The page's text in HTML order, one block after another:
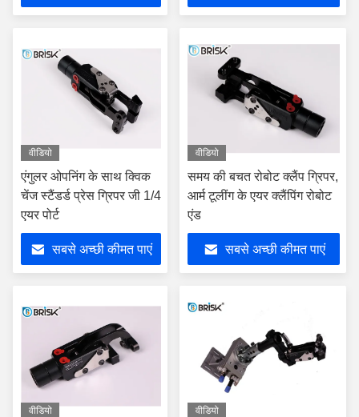
वीडियो
एंगुलर ओपनिंग के साथ क्विक
चेंज स्टैंडर्ड प्रेस ग्रिपर जी 1/4
एयर पोर्ट
सबसे अच्छी कीमत पाएं
वीडियो
समय की बचत रोबोट क्लैंप ग्रिपर,
आर्म टूलींग के एयर क्लैंपिंग रोबोट
एंड
सबसे अच्छी कीमत पाएं
वीडियो वीडियो